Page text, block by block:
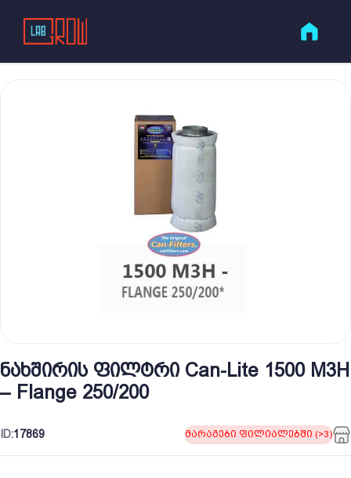
ნახშირის ფილტრი Can-Lite 1500 M3H
– Flange 250/200
ID:17869 მარაგები ფილიალებში (>3)